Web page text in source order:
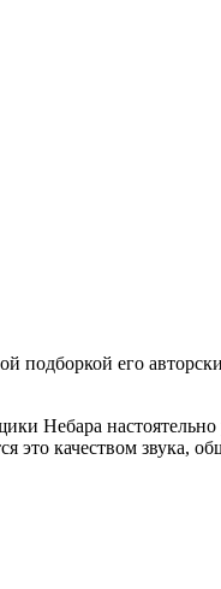
подборкой его
Небара
качеством звука,